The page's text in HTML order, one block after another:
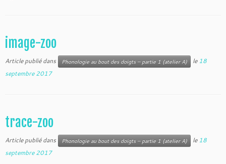
image-zoo
Article publié dans Phonologie au bout des doigts – partie 1 (atelier A) le18
septembre 2017
trace-zoo
Article publié dans Phonologie au bout des doigts – partie 1 (atelier A) le18
septembre 2017